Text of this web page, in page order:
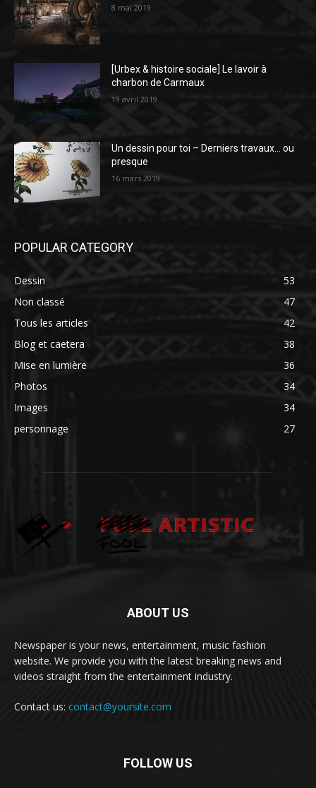
8 mai 2019
[Urbex & histoire sociale] Le lavoir à
charbon de Carmaux
19 avril 2019
Un dessin pour toi – Derniers travaux… ou
presque
16 mars 2019
POPULAR CATEGORY
Dessin
53
Non classé
47
Tous les articles
42
Blog et caetera
38
Mise en lumière
36
Photos
34
Images
34
personnage
27
ABOUT US
Newspaper is your news, entertainment, music fashion
website. We provide you with the latest breaking news and
videos straight from the entertainment industry.
Contact us: contact@yoursite.com
FOLLOW US